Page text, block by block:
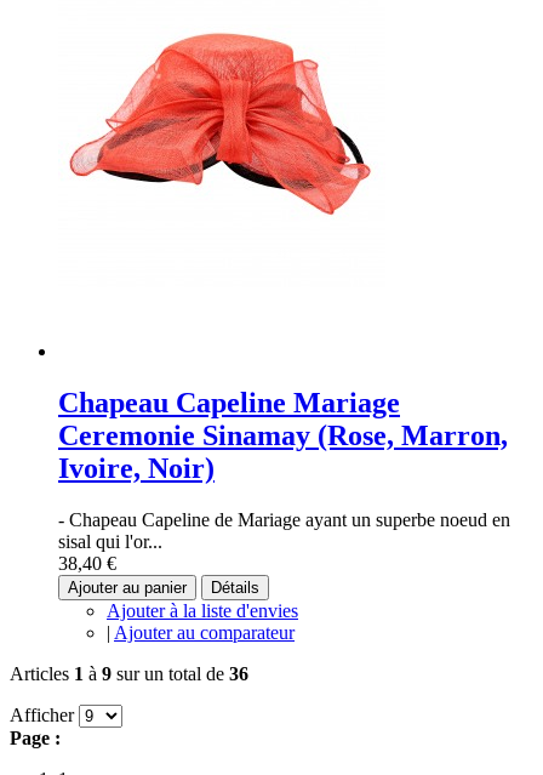
Chapeau Capeline Mariage
Ceremonie Sinamay (Rose, Marron,
Ivoire, Noir)
- Chapeau Capeline de Mariage ayant un superbe noeud en
sisal qui l'or...
38,40 €
Ajouter au panier Détails
Ajouter à la liste d'envies
| Ajouter au comparateur
Articles 1 à 9 sur un total de 36
Afficher
Page :